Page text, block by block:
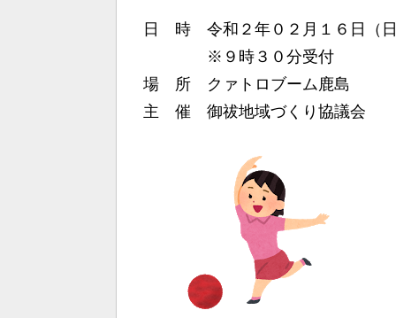
日 時 令和２年０２月１６日（日
※９時３０分受付
場 所 クァトロブーム鹿島
主 催 御祓地域づくり協議会